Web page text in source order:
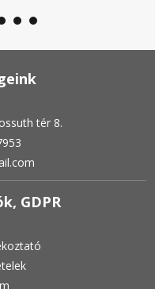
tér 8.
GDPR